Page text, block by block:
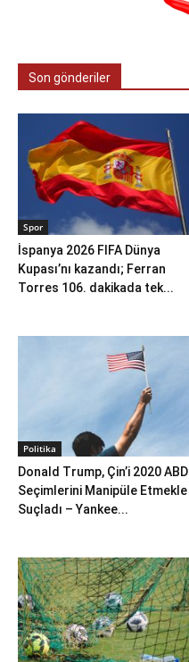
Son gönderiler
Spor
İspanya 2026 FIFA Dünya
Kupası’nı kazandı; Ferran
Torres 106. dakikada tek...
Politika
Donald Trump, Çin’i 2020 ABD
Seçimlerini Manipüle Etmekle
Suçladı – Yankee...